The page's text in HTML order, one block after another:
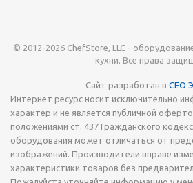
© 2012-2026 ChefStore, LLC -
кухни. Все права
Сайт разработан в СЕО
Интернет ресурс носит исключительно
характер и не является публичной
положениями ст. 437 Гражданского
оборудования может отличаться от
изображений. Производители вправе
характеристики товаров без